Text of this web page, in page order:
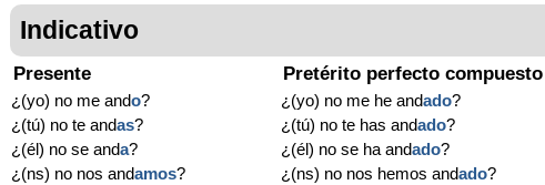
Indicativo
Presente
¿(yo) no me ando?
¿(tú) no te andas?
¿(él) no se anda?
¿(ns) no nos andamos?
Pretérito perfecto compuesto
¿(yo) no me he andado?
¿(tú) no te has andado?
¿(él) no se ha andado?
¿(ns) no nos hemos andado?